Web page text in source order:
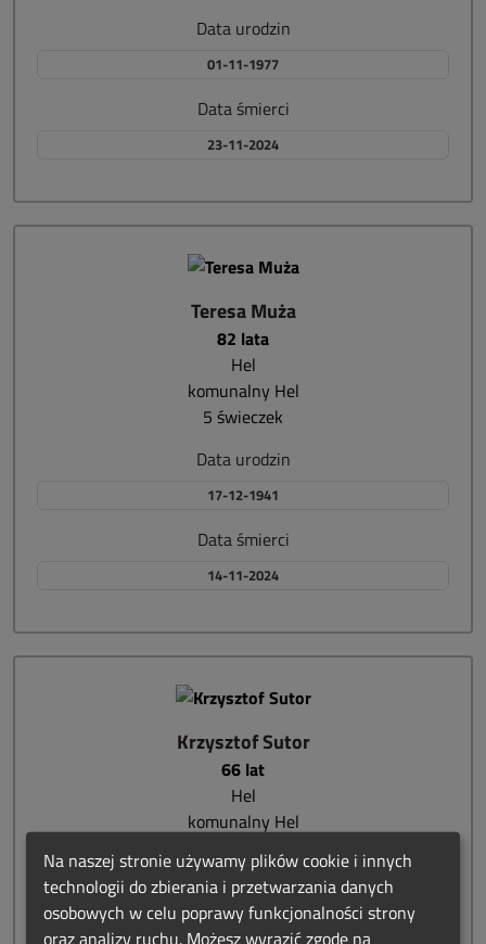
Data urodzin
01-11-1977
Data śmierci
23-11-2024
Teresa Muża
82 lata
Hel
komunalny Hel
5 świeczek
Data urodzin
17-12-1941
Data śmierci
14-11-2024
Krzysztof Sutor
66 lat
Hel
komunalny Hel
4 świeczki
Data urodzin
03-06-1958
Na naszej stronie używamy plików cookie i innych
technologii do zbierania i przetwarzania danych
osobowych w celu poprawy funkcjonalności strony
oraz analizy ruchu. Możesz wyrazić zgodę na